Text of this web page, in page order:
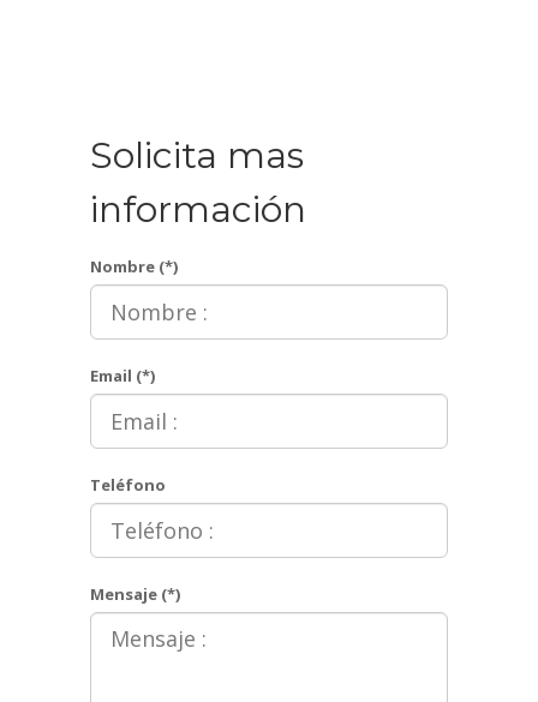
Solicita mas
información
Nombre (*)
Email (*)
Teléfono
Mensaje (*)